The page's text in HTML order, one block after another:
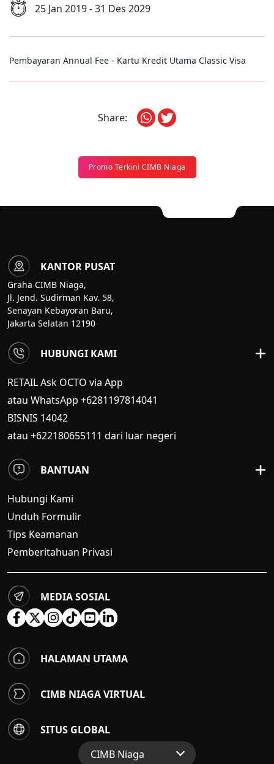
25 Jan 2019 - 31 Des 2029
Pembayaran Annual Fee - Kartu Kredit Utama Classic Visa
Share:
Promo Terkini CIMB Niaga
KANTOR PUSAT
Graha CIMB Niaga,
Jl. Jend. Sudirman Kav. 58,
Senayan Kebayoran Baru,
Jakarta Selatan 12190
HUBUNGI KAMI
RETAIL Ask OCTO via App
atau WhatsApp +6281197814041
BISNIS 14042
atau +622180655111 dari luar negeri
BANTUAN
Hubungi Kami
Unduh Formulir
Tips Keamanan
Pemberitahuan Privasi
MEDIA SOSIAL
HALAMAN UTAMA
CIMB NIAGA VIRTUAL
SITUS GLOBAL
CIMB Niaga